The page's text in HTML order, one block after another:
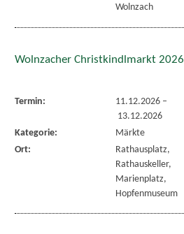
Wolnzach
Wolnzacher Christkindlmarkt 2026
Termin: 11.12.2026–
13.12.2026
Kategorie:
Märkte
Ort:
Rathausplatz,
Rathauskeller,
Marienplatz,
Hopfenmuseum